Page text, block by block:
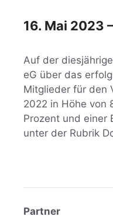
16. Mai 2023
Auf der
eG über das
Mitglieder für den
2022 in Höhe von
Prozent und einer
unter der Rubrik
Partner